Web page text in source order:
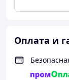
Оплата и